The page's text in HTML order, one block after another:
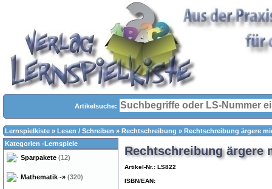
Artikelsuche:
Lernspielkiste » Lesen / Schreiben » Rechtschreibung » Rechtschreibung ärgere
Rechtschreibung ärgere
Artikel-Nr.: LS822
ISBN/EAN:
Kategorien -Lernspiele
Sparpakete (12)
Mathematik -» (320)